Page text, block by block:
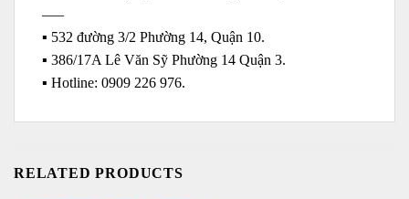
—–
▪️ 532 đường 3/2 Phường 14, Quận 10.
▪️ 386/17A Lê Văn Sỹ Phường 14 Quận 3.
▪️ Hotline: ‭0909 226 976.
RELATED PRODUCTS